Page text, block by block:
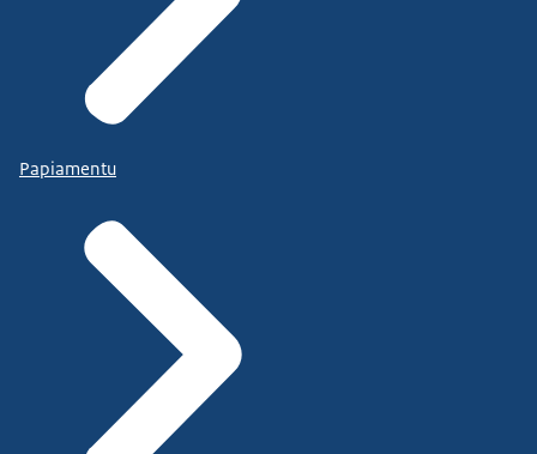
Papiamentu